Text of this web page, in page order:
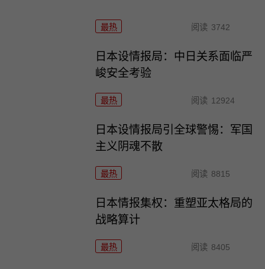
最热 阅读 3742
日本设情报局：中日关系面临严
峻安全考验
最热 阅读 12924
日本设情报局引全球警惕：军国
主义阴魂不散
最热 阅读 8815
日本情报集权：重塑亚太格局的
战略算计
最热 阅读 8405